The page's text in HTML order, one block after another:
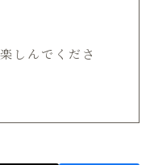
しんでくださ